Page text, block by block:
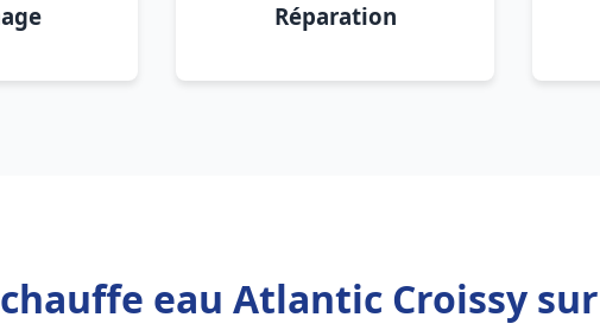
Réparation
eau Atlantic Croissy sur